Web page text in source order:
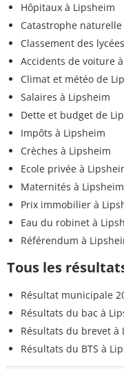
Hôpitaux à Lipsheim
Catastrophe
Classement des
Accidents de voiture
Climat et météo de
Salaires à Lipsheim
Dette et budget de
Impôts à Lipsheim
Crèches à Lipsheim
Ecole privée à
Maternités à Lipsheim
Prix immobilier à
Eau du robinet à
Référendum à
Tous les
Résultat municipale
Résultats du bac à
Résultats du brevet à
Résultats du BTS à